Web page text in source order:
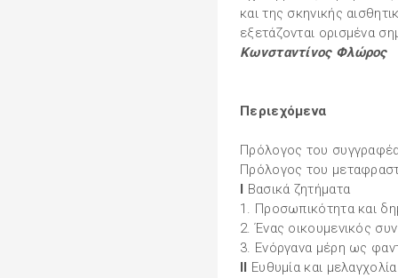
και της σκηνικής
εξετάζονται ορισμένα
Κωνσταντίνος Φλώρος
Περιεχόμενα
Πρόλογος του
Πρόλογος του
I Βασικά ζητήματα
1. Προσωπικότητα και
2. Ένας οικουμενικός
3. Ενόργανα μέρη ως
II Ευθυμία και μελαγχολία